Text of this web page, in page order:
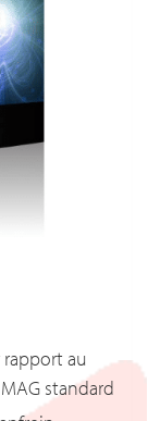
rapport au
standard